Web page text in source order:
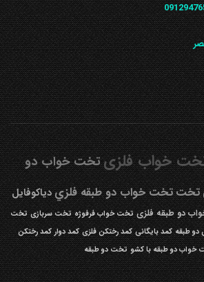
خواب فلزیتخت خواب دو
تختتخت خواب دو طبقه فلزيدیاکوفایل
دو طبقه فلزی تخت خواب فرفوژه تخت سربازی تخت
دو طبقه کمد بایگانی کمد رختکن فلزی کمد دوار کمد رختکن
خواب دو طبقه با کشو تخت دو طبقه